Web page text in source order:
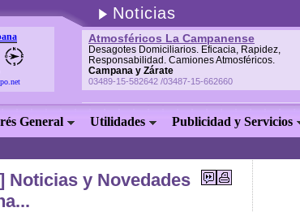
Noticias
Atmosféricos La Campanense
Desagotes Domiciliarios. Eficacia, Rapidez,
Responsabilidad. Camiones Atmosféricos.
Campana y Zárate
03489-15-582642 /03487-15-662660
General Utilidades Publicidad y Servicios
Noticias y Novedades